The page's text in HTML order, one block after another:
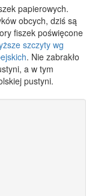
papierowych.
obcych, dziś są
fiszek poświęcone
szczyty wg
. Nie zabrakło
a w tym
pustyni.